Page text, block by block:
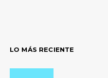
LO MÁS RECIENTE